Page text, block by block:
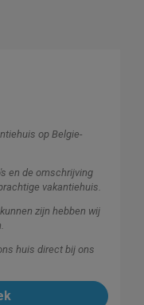
op Belgie-
en de omschrijving
vakantiehuis.
zijn hebben wij
huis direct bij ons